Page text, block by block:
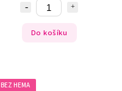
Do košíku
BEZ HEMA